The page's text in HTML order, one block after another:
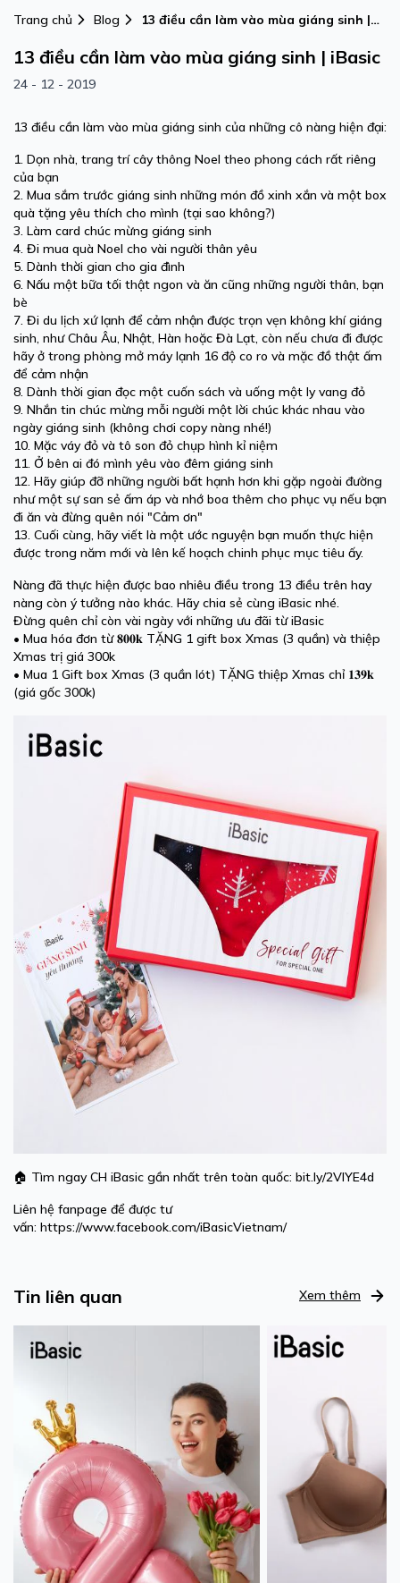
Trang chủ Blog
13 điều cần làm vào mùa giáng sinh |
13 điều cần làm vào mùa giáng sinh | iBasic
24 - 12 - 2019
13 điều cần làm vào mùa giáng sinh của những cô nàng hiện đại:
1. Dọn nhà, trang trí cây thông Noel theo phong cách rất riêng
của bạn
2. Mua sắm trước giáng sinh những món đồ xinh xắn và một box
quà tặng yêu thích cho mình (tại sao không?)
3. Làm card chúc mừng giáng sinh
4. Đi mua quà Noel cho vài người thân yêu
5. Dành thời gian cho gia đình
6. Nấu một bữa tối thật ngon và ăn cũng những người thân, bạn
bè
7. Đi du lịch xứ lạnh để cảm nhận được trọn vẹn không khí giáng
sinh, như Châu Âu, Nhật, Hàn hoặc Đà Lạt, còn nếu chưa đi được
hãy ở trong phòng mở máy lạnh 16 độ co ro và mặc đồ thật ấm
để cảm nhận
8. Dành thời gian đọc một cuốn sách và uống một ly vang đỏ
9. Nhắn tin chúc mừng mỗi người một lời chúc khác nhau vào
ngày giáng sinh (không chơi copy nàng nhé!)
10. Mặc váy đỏ và tô son đỏ chụp hình kỉ niệm
11. Ở bên ai đó mình yêu vào đêm giáng sinh
12. Hãy giúp đỡ những người bất hạnh hơn khi gặp ngoài đường
như một sự san sẻ ấm áp và nhớ boa thêm cho phục vụ nếu bạn
đi ăn và đừng quên nói "Cảm ơn"
13. Cuối cùng, hãy viết là một ước nguyện bạn muốn thực hiện
được trong năm mới và lên kế hoạch chinh phục mục tiêu ấy.
Nàng đã thực hiện được bao nhiêu điều trong 13 điều trên hay
nàng còn ý tưởng nào khác. Hãy chia sẻ cùng iBasic nhé.
Đừng quên chỉ còn vài ngày với những ưu đãi từ iBasic
• Mua hóa đơn từ𝟖𝟎𝟎𝐤 TẶNG 1 gift box Xmas (3 quần) và thiệp
Xmas trị giá 300k
• Mua 1 Gift box Xmas (3 quần lót) TẶNG thiệp Xmas chỉ 𝟏𝟑𝟗𝐤
(giá gốc 300k)
🏠 Tìm ngay CH iBasic gần nhất trên toàn quốc: bit.ly/2VlYE4d
Liên hệ fanpage để được tư
vấn: https://www.facebook.com/iBasicVietnam/
Tin liên quan Xem thêm